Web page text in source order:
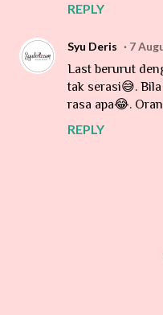
REPLY
Syu Deris 7
Last berurut
tak serasi😅.
rasa apa😂.
REPLY